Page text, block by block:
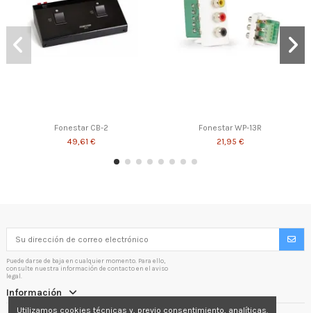
Fonestar CB-2
49,61 €
Fonestar WP-13R
21,95 €
Puede darse de baja en cualquier momento. Para ello,
consulte nuestra información de contacto en el aviso
legal.
Información
Utilizamos cookies técnicas y, previo consentimiento, analíticas.